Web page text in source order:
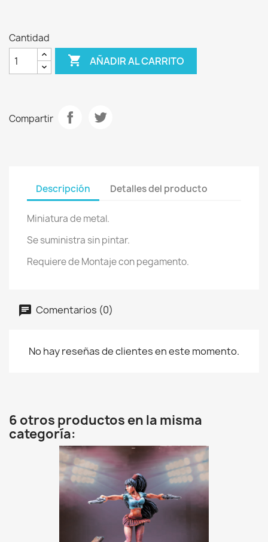
Cantidad
 AÑADIR AL CARRITO
Compartir
Descripción Detalles del producto
Miniatura de metal.
Se suministra sin pintar.
Requiere de Montaje con pegamento.
Comentarios (0)
No hay reseñas de clientes en este momento.
6 otros productos en la misma
categoría: